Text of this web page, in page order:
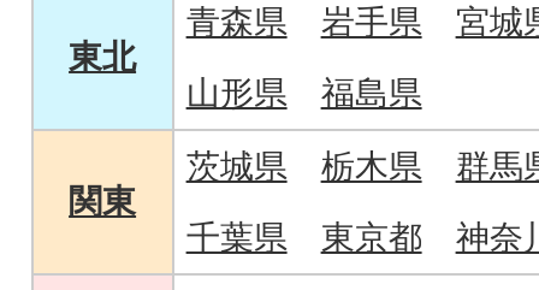
東北
青森県 岩手県
宮城
山形県
福島県
関東
茨城県 栃木県
群馬
千葉県
東京都 神奈